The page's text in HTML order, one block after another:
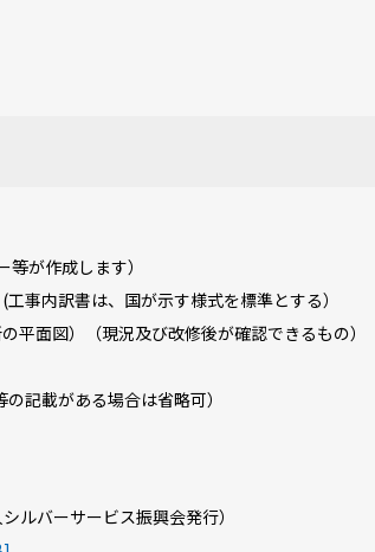
等が作成します）
事内訳書は、国が示す様式を標準とする）
面図）（現況及び改修後が確認できるもの）
記載がある場合は省略可）
シルバーサービス振興会発行）